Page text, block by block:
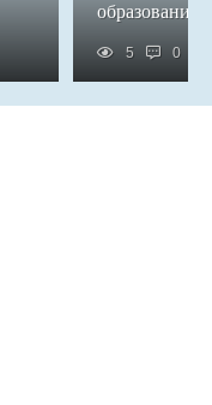
образования
5 0